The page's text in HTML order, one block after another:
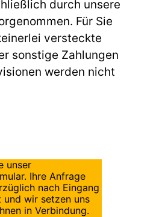
durch unsere
Für Sie
versteckte
sonstige Zahlungen
werden nicht
unser
Ihre Anfrage
nach Eingang
und wir setzen uns
in Verbindung.